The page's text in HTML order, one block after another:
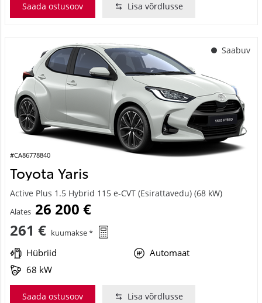
Saada ostusoov Lisa võrdlusse
Saabuv
#CA86778840
Toyota Yaris
Active Plus 1.5 Hybrid 115 e-CVT (Esirattavedu) (68 kW)
Alates 26 200 €
261 € kuumakse *
Hübriid
Automaat
68 kW
Saada ostusoov Lisa võrdlusse